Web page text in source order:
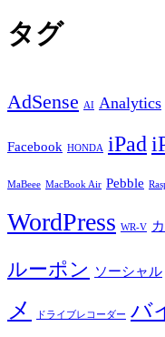
タグ
AdSense AI Analytics
Facebook HONDA iPad
MaBeee MacBook Air Pebble
WordPress WR-V
ルーポン ソーシャル
メ
ドライブレコーダー バ